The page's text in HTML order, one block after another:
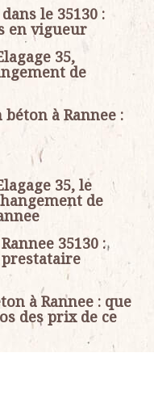
le 35130 :
en vigueur
35,
de
à Rannee :
35, le
de
35130 :
prestataire
à Rannee : que
des prix de ce